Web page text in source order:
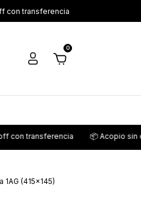
con transferencia
0
📦 Acopio sin cargo
(415x145)